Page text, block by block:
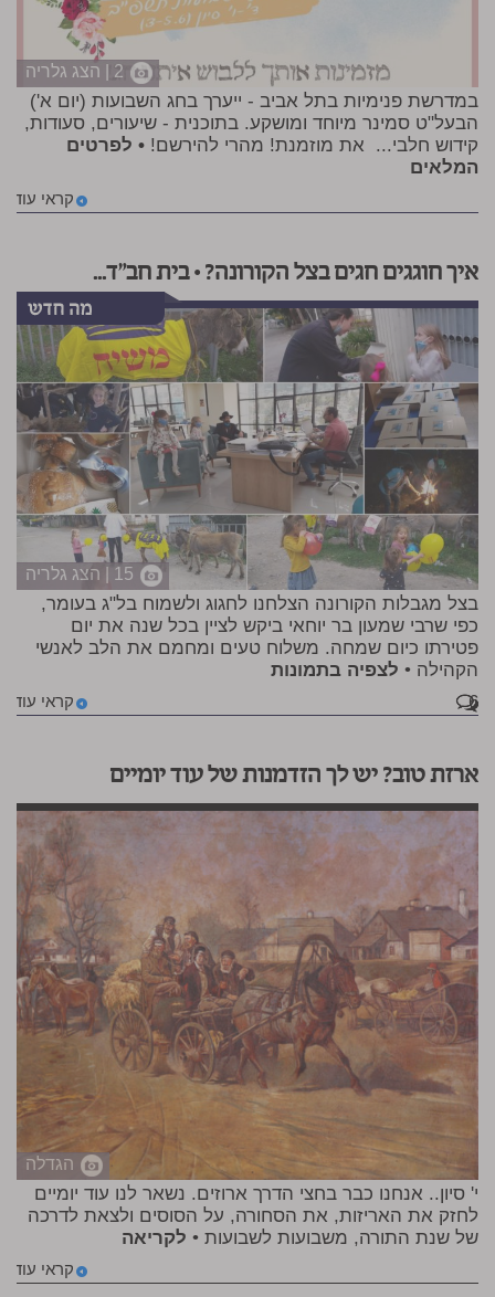
2 | הצג גלריה
במדרשת פנימיות בתל אביב - ייערך בחג השבועות (יום א')
הבעל"ט סמינר מיוחד ומושקע. בתוכנית - שיעורים, סעודות,
קידוש חלבי... את מוזמנת! מהרי להירשם! • לפרטים
המלאים
קראי עוד
איך חוגגים חגים בצל הקורונה? • בית חב"ד...
15 | הצג גלריה
בצל מגבלות הקורונה הצלחנו לחגוג ולשמוח בל"ג בעומר,
כפי שרבי שמעון בר יוחאי ביקש לציין בכל שנה את יום
פטירתו כיום שמחה. משלוח טעים ומחמם את הלב לאנשי
הקהילה • לצפיה בתמונות
קראי עוד 6
ארזת טוב? יש לך הזדמנות של עוד יומיים
הגדלה
י' סיון.. אנחנו כבר בחצי הדרך ארוזים. נשאר לנו עוד יומיים
לחזק את האריזות, את הסחורה, על הסוסים ולצאת לדרכה
של שנת התורה, משבועות לשבועות • לקריאה
קראי עוד